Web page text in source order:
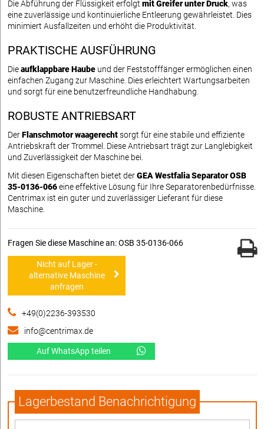
Die Abführung der Flüssigkeit erfolgt mit Greifer unter Druck, was
eine zuverlässige und kontinuierliche Entleerung gewährleistet. Dies
minimiert Ausfallzeiten und erhöht die Produktivität.
PRAKTISCHE AUSFÜHRUNG
Dieaufklappbare Haube und der Feststofffänger ermöglichen einen
einfachen Zugang zur Maschine. Dies erleichtert Wartungsarbeiten
und sorgt für eine benutzerfreundliche Handhabung.
ROBUSTE ANTRIEBSART
DerFlanschmotor waagerechtsorgt für eine stabile und effiziente
Antriebskraft der Trommel. Diese Antriebsart trägt zur Langlebigkeit
und Zuverlässigkeit der Maschine bei.
Mit diesen Eigenschaften bietet derGEA Westfalia Separator OSB
35-0136-066eine effektive Lösung für Ihre Separatorenbedürfnisse.
Centrimax ist ein guter und zuverlässiger Lieferant für diese
Maschine.
Fragen Sie diese Maschine an: OSB 35-0136-066
Nicht auf Lager -
alternative Maschine
anfragen
+49(0)2236-393530
info@centrimax.de
Auf WhatsApp teilen
Lagerbestand Benachrichtigung